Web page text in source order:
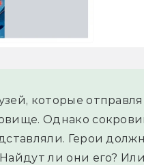
которые
Однако
Герои
ли они его?